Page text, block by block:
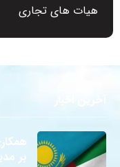
هیات های تجاری
بر